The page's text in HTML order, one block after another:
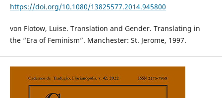
https://doi.org/10.1080/13825577.2014.945800
von Flotow, Luise. Translation and Gender. Translating in
the “Era of Feminism”. Manchester: St. Jerome, 1997.